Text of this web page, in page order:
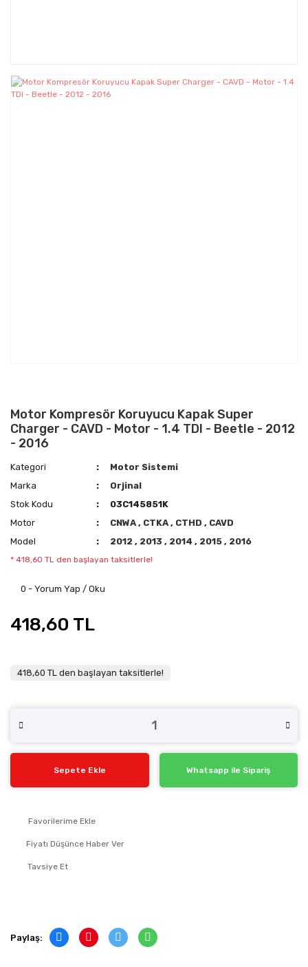
Motor Kompresör Koruyucu Kapak Super
Charger - CAVD - Motor - 1.4 TDI - Beetle - 2012
- 2016
Kategori
Motor Sistemi
Marka
Orjinal
Stok Kodu
03C145851K
Motor
CNWA, CTKA, CTHD, CAVD
Model
2012, 2013, 2014, 2015, 2016
* 418,60 TL den başlayan taksitlerle!
0 - Yorum Yap / Oku
418,60 TL
418,60 TL den başlayan taksitlerle!
Sepete Ekle Whatsapp ile Sipariş
Fiyatı Düşünce Haber Ver
Tavsiye Et
Paylaş: